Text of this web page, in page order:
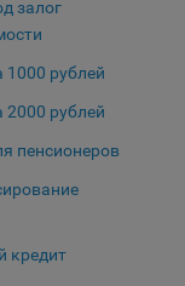
залог
1000 рублей
2000 рублей
пенсионеров
кредит